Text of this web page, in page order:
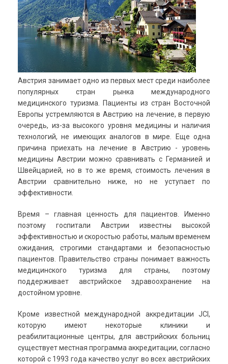
Австрия занимает одно из первых мест среди наиболее
популярных стран рынка международного
медицинского туризма.
Пациенты из стран Восточной
Европы устремляются в Австрию на лечение, в первую
очередь, из-за высокого уровня медицины и наличия
технологий, не имеющих аналогов в мире.
Еще одна
причина приехать на лечение в Австрию - уровень
медицины Австрии можно сравнивать с Германией и
Швейцарией, но в то же время, стоимость лечения в
Австрии сравнительно ниже, но не уступает по
эффективности.
Время – главная ценность для пациентов. Именно
поэтому госпитали Австрии известны высокой
эффективностью и скоростью работы, малым временем
ожидания, строгими стандартами и безопасностью
пациентов. Правительство страны понимает важность
медицинского туризма для страны, поэтому
поддерживает австрийское здравоохранение на
достойном уровне.
Кроме известной международной аккредитации JCI,
которую имеют некоторые клиники и
реабилитационные центры, для австрийских больниц
существует местная программа аккредитации, согласно
которой с 1993 года качество услуг во всех австрийских